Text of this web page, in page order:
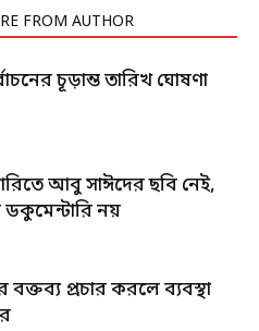
FROM AUTHOR
চূড়ান্ত তারিখ ঘোষণা
আবু সাঈদের ছবি নেই,
নয়
বক্তব্য প্রচার করলে ব্যবস্থা